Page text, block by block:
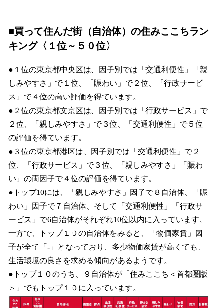
■買って住んだ街（自治体）の住みここちラン
キング〈１位～５０位〉
●１位の東京都中央区は、因子別では「交通利便性」「親
しみやすさ」で１位、「賑わい」で２位、「行政サービ
ス」で４位の高い評価を得ています。
●２位の東京都文京区は、因子別では「行政サービス」で
２位、「親しみやすさ」で３位、「交通利便性」で５位
の評価を得ています。
●３位の東京都港区は、因子別では「交通利便性」で２
位、「行政サービス」で３位、「親しみやすさ」「賑わ
い」の両因子で４位の評価を得ています。
●トップ10には、「親しみやすさ」因子で８自治体、「賑
わい」因子で７自治体、そして「交通利便性」「行政サ
ービス」で6自治体がそれぞれ10位以内に入っています。
一方で、トップ１０の自治体をみると、「物価家賃」因
子が全て「-」となっており、多少物価家賃が高くても、
生活環境の良さを求める傾向があるようです。
●トップ１０のうち、９自治体が「住みここち＜首都圏版
＞」でもトップ１０に入っています。